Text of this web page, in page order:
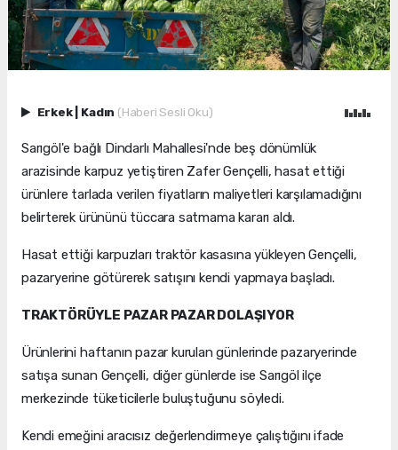
Erkek Kadın (Haberi Sesli Oku)
Sarıgöl'e bağlı Dindarlı Mahallesi'nde beş dönümlük
arazisinde karpuz yetiştiren Zafer Gençelli, hasat ettiği
ürünlere tarlada verilen fiyatların maliyetleri karşılamadığını
belirterek ürününü tüccara satmama kararı aldı.
Hasat ettiği karpuzları traktör kasasına yükleyen Gençelli,
pazaryerine götürerek satışını kendi yapmaya başladı.
TRAKTÖRÜYLE PAZAR PAZAR DOLAŞIYOR
Ürünlerini haftanın pazar kurulan günlerinde pazaryerinde
satışa sunan Gençelli, diğer günlerde ise Sarıgöl ilçe
merkezinde tüketicilerle buluştuğunu söyledi.
Kendi emeğini aracısız değerlendirmeye çalıştığını ifade